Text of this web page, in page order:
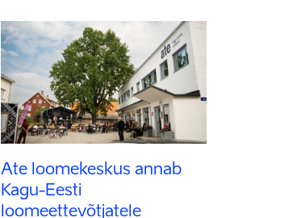
Ate loomekeskus annab
Kagu-Eesti
loomeettevõtjatele